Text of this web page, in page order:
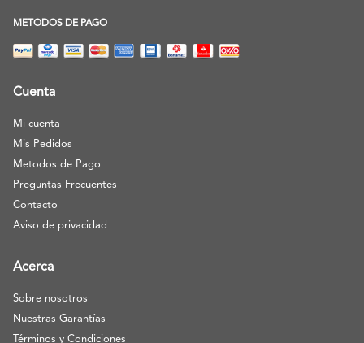
METODOS DE PAGO
Cuenta
Mi cuenta
Mis Pedidos
Metodos de Pago
Preguntas Frecuentes
Contacto
Aviso de privacidad
Acerca
Sobre nosotros
Nuestras Garantías
Términos y Condiciones